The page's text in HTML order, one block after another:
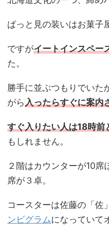
ぱっと見の装いはお菓子
ですがイートインスペー
た。
勝手に並ぶつもりでいた
がら入ったらすぐに案内
すぐ入りたい人は18時前
もしれません。
２階はカウンターが10
席が３卓。
コースターは佐藤の「佐
ンビグラムになっていて